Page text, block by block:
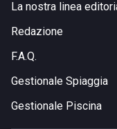
La nostra linea
Redazione
F.A.Q.
Gestionale Spiaggia
Gestionale Piscina